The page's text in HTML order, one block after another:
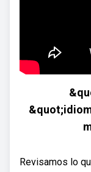
Revisamos lo